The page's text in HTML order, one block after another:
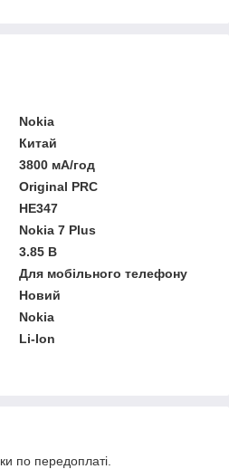
Nokia
Китай
3800 мА/год
Original PRC
HE347
Nokia 7 Plus
3.85 В
Для мобільного телефону
Новий
Nokia
Li-Ion
по передоплаті.